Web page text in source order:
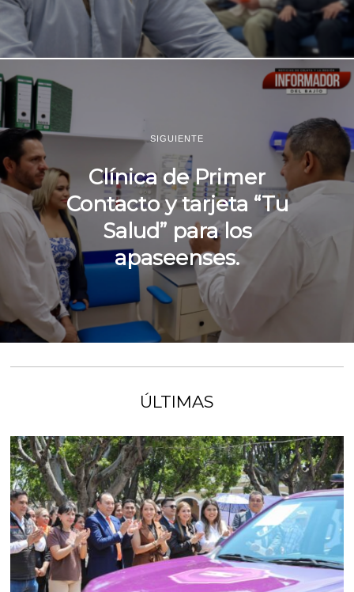
SIGUIENTE
Clínica de Primer
Contacto y tarjeta “Tu
Salud” para los
apaseenses.
ÚLTIMAS